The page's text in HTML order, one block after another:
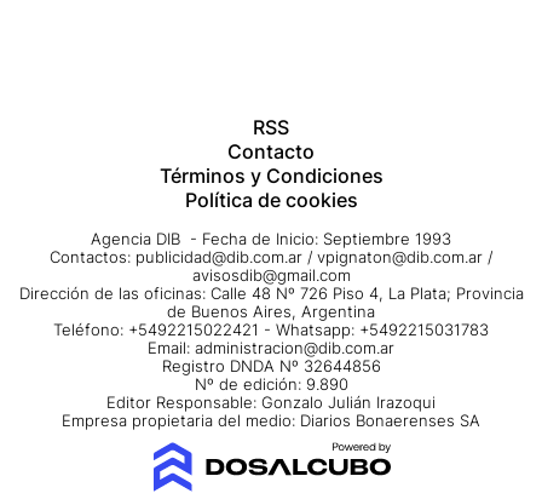
RSS
Contacto
Términos y Condiciones
Política de cookies
Agencia DIB - Fecha de Inicio: Septiembre 1993
Contactos: publicidad@dib.com.ar / vpignaton@dib.com.ar /
avisosdib@gmail.com
Dirección de las oficinas: Calle 48 Nº 726 Piso 4, La Plata; Provincia
de Buenos Aires, Argentina
Teléfono: +5492215022421 - Whatsapp: +5492215031783
Email: administracion@dib.com.ar
Registro DNDA Nº 32644856
Nº de edición: 9.890
Editor Responsable: Gonzalo Julián Irazoqui
Empresa propietaria del medio: Diarios Bonaerenses SA